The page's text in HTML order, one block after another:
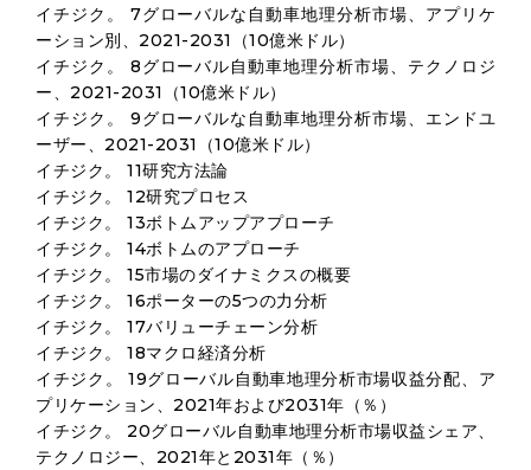
イチジク。 7グローバルな自動車地理分析市場、アプリケ
ーション別、2021-2031（10億米ドル）
イチジク。 8グローバル自動車地理分析市場、テクノロジ
ー、2021-2031（10億米ドル）
イチジク。 9グローバルな自動車地理分析市場、エンドユ
ーザー、2021-2031（10億米ドル）
イチジク。 11研究方法論
イチジク。 12研究プロセス
イチジク。 13ボトムアップアプローチ
イチジク。 14ボトムのアプローチ
イチジク。 15市場のダイナミクスの概要
イチジク。 16ポーターの5つの力分析
イチジク。 17バリューチェーン分析
イチジク。 18マクロ経済分析
イチジク。 19グローバル自動車地理分析市場収益分配、ア
プリケーション、2021年および2031年（％）
イチジク。 20グローバル自動車地理分析市場収益シェア、
テクノロジー、2021年と2031年（％）